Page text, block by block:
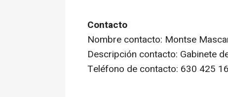
Contacto
Nombre contacto: Montse
Descripción contacto: Gabinete
Teléfono de contacto: 630 425